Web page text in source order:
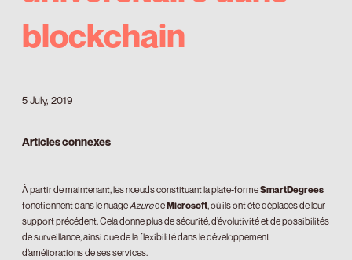
blockchain
5 July, 2019
Articles connexes
À partir de maintenant, les nœuds constituant la plate-formeSmartDegrees
fonctionnent dans le nuage AzuredeMicrosoft, où ils ont été déplacés de leur
support précédent. Cela donne plus de sécurité, d’évolutivité et de possibilités
de surveillance, ainsi que de la flexibilité dans le développement
d’améliorations de ses services.